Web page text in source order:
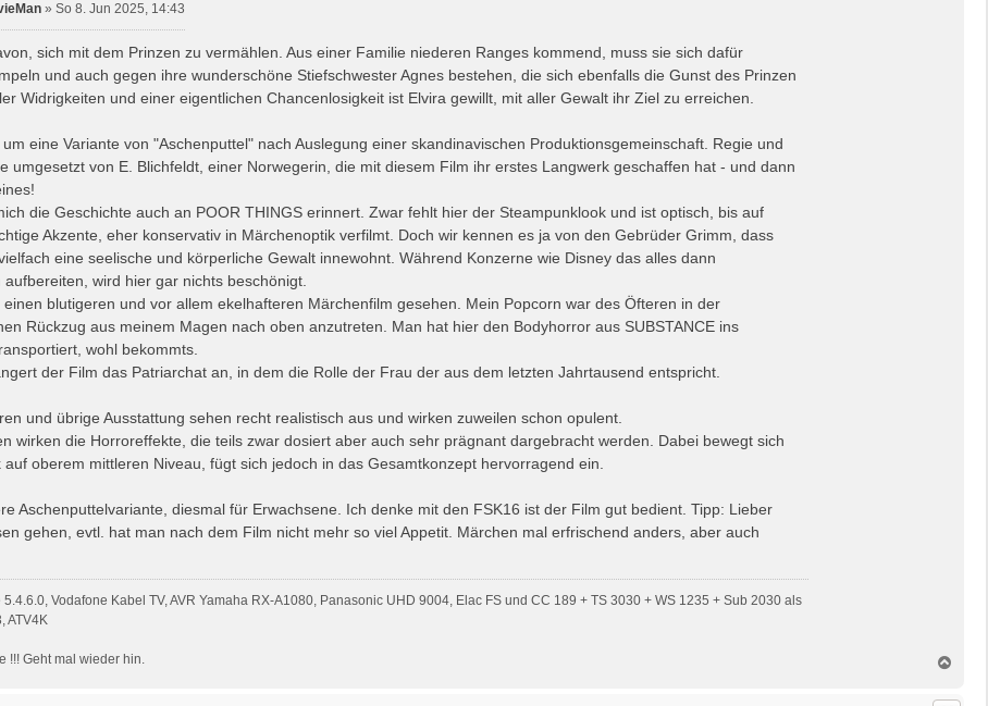
» So 8. Jun 2025, 14:43
sich mit dem Prinzen zu vermählen. Aus einer Familie niederen Ranges kommend, muss sie sich dafür
und auch gegen ihre wunderschöne Stiefschwester Agnes bestehen, die sich ebenfalls die Gunst des Prinzen
Widrigkeiten und einer eigentlichen Chancenlosigkeit ist Elvira gewillt, mit aller Gewalt ihr Ziel zu erreichen.
eine Variante von "Aschenputtel" nach Auslegung einer skandinavischen Produktionsgemeinschaft. Regie und
umgesetzt von E. Blichfeldt, einer Norwegerin, die mit diesem Film ihr erstes Langwerk geschaffen hat - und dann
die Geschichte auch an POOR THINGS erinnert. Zwar fehlt hier der Steampunklook und ist optisch, bis auf
Akzente, eher konservativ in Märchenoptik verfilmt. Doch wir kennen es ja von den Gebrüder Grimm, dass
eine seelische und körperliche Gewalt innewohnt. Während Konzerne wie Disney das alles dann
wird hier gar nichts beschönigt.
einen blutigeren und vor allem ekelhafteren Märchenfilm gesehen. Mein Popcorn war des Öfteren in der
Rückzug aus meinem Magen nach oben anzutreten. Man hat hier den Bodyhorror aus SUBSTANCE ins
wohl bekommts.
der Film das Patriarchat an, in dem die Rolle der Frau der aus dem letzten Jahrtausend entspricht.
und übrige Ausstattung sehen recht realistisch aus und wirken zuweilen schon opulent.
wirken die Horroreffekte, die teils zwar dosiert aber auch sehr prägnant dargebracht werden. Dabei bewegt sich
auf oberem mittleren Niveau, fügt sich jedoch in das Gesamtkonzept hervorragend ein.
Aschenputtelvariante, diesmal für Erwachsene. Ich denke mit den FSK16 ist der Film gut bedient. Tipp: Lieber
gehen, evtl. hat man nach dem Film nicht mehr so viel Appetit. Märchen mal erfrischend anders, aber auch
Vodafone Kabel TV, AVR Yamaha RX-A1080, Panasonic UHD 9004, Elac FS und CC 189 + TS 3030 + WS 1235 + Sub 2030 als
ATV4K
!!! Geht mal wieder hin.
c